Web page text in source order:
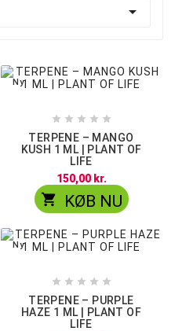

Ny
    
TERPENE – MANGO
KUSH 1 ML | PLANT OF
LIFE
150,00 kr.
 KØB NU
Ny
    
TERPENE – PURPLE
HAZE 1 ML | PLANT OF
LIFE